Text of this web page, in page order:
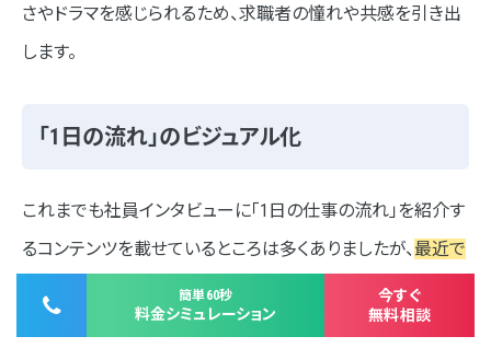
簡単60秒
料金シミュレーション
今すぐ
無料相談
さやドラマを感じられるため、求職者の憧れや共感を引き出
します。
「1日の流れ」のビジュアル化
これまでも社員インタビューに「1日の仕事の流れ」を紹介す
るコンテンツを載せているところは多くありましたが、最近で
はパッと見ただけでわかりやすいよう、イラストや写真を用い
たタイムライン形式のデザインが多く採用されています。